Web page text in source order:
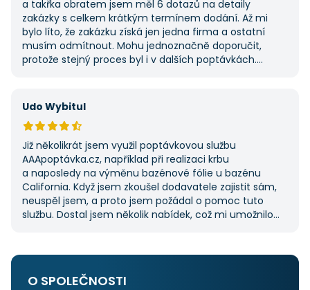
a takřka obratem jsem měl 6 dotazů na detaily
zakázky s celkem krátkým termínem dodání. Až mi
bylo líto, že zakázku získá jen jedna firma a ostatní
musím odmítnout. Mohu jednoznačně doporučit,
protože stejný proces byl i v dalších poptávkách.
Udo Wybitul
Již několikrát jsem využil poptávkovou službu
AAApoptávka.cz, například při realizaci krbu
a naposledy na výměnu bazénové fólie u bazénu
California. Když jsem zkoušel dodavatele zajistit sám,
neuspěl jsem, a proto jsem požádal o pomoc tuto
službu. Dostal jsem několik nabídek, což mi umožnilo
i ostatním.
O SPOLEČNOSTI